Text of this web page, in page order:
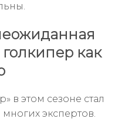
как
в этом сезоне стал
экспертов.